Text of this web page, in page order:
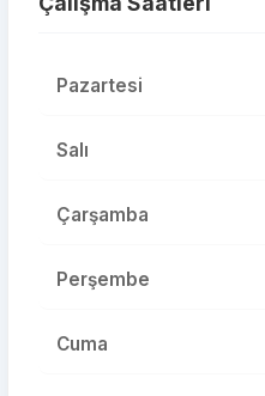
Pazartesi
Salı
Çarşamba
Perşembe
Cuma